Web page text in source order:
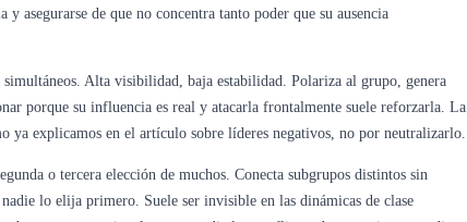
de que no concentra tanto poder que su ausencia
simultáneos. Alta visibilidad, baja estabilidad. Polariza al grupo, genera
porque su influencia es real y atacarla frontalmente suele reforzarla. La
ya explicamos en el artículo sobre líderes negativos, no por neutralizarlo.
o tercera elección de muchos. Conecta subgrupos distintos sin
lo elija primero. Suele ser invisible en las dinámicas de clase